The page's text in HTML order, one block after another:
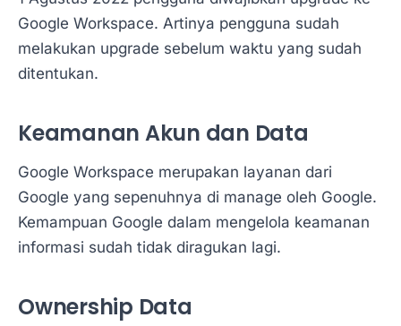
Google Workspace. Artinya pengguna sudah
melakukan upgrade sebelum waktu yang sudah
ditentukan.
Keamanan Akun dan Data
Google Workspace merupakan layanan dari
Google yang sepenuhnya di manage oleh Google.
Kemampuan Google dalam mengelola keamanan
informasi sudah tidak diragukan lagi.
Ownership Data